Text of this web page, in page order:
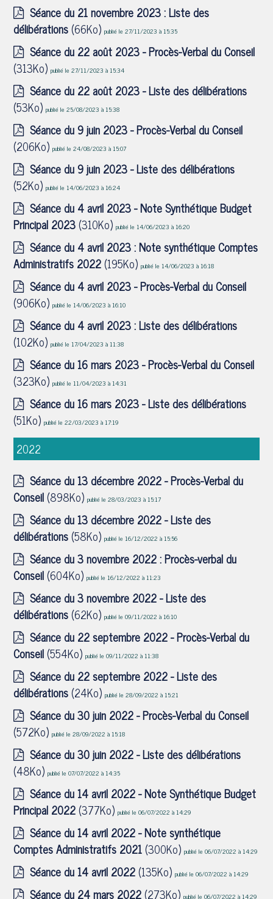
Séance du 21 novembre 2023 : Liste des
délibérations(66Ko)publié le 27/11/2023 à 15:35
Séance du 22 août 2023 - Procès-Verbal du Conseil
(313Ko)publié le 27/11/2023 à 15:34
Séance du 22 août 2023 - Liste des délibérations
(53Ko)publié le 25/08/2023 à 15:38
Séance du 9 juin 2023 - Procès-Verbal du Conseil
(206Ko)publié le 24/08/2023 à 15:07
Séance du 9 juin 2023 - Liste des délibérations
(52Ko)publié le 14/06/2023 à 16:24
Séance du 4 avril 2023 - Note Synthétique Budget
Principal 2023(310Ko)publié le 14/06/2023 à 16:20
Séance du 4 avril 2023 : Note synthétique Comptes
Administratifs 2022(195Ko)publié le 14/06/2023 à 16:18
Séance du 4 avril 2023 - Procès-Verbal du Conseil
(906Ko)publié le 14/06/2023 à 16:10
Séance du 4 avril 2023 : Liste des délibérations
(102Ko)publié le 17/04/2023 à 11:38
Séance du 16 mars 2023 - Procès-Verbal du Conseil
(323Ko)publié le 11/04/2023 à 14:31
Séance du 16 mars 2023 - Liste des délibérations
(51Ko)publié le 22/03/2023 à 17:19
2022
Séance du 13 décembre 2022 - Procès-Verbal du
Conseil(898Ko)publié le 28/03/2023 à 15:17
Séance du 13 décembre 2022 - Liste des
délibérations(58Ko)publié le 16/12/2022 à 15:56
Séance du 3 novembre 2022 : Procès-verbal du
Conseil(604Ko)publié le 16/12/2022 à 11:23
Séance du 3 novembre 2022 - Liste des
délibérations(62Ko)publié le 09/11/2022 à 16:10
Séance du 22 septembre 2022 - Procès-Verbal du
Conseil(554Ko)publié le 09/11/2022 à 11:38
Séance du 22 septembre 2022 - Liste des
délibérations(24Ko)publié le 28/09/2022 à 15:21
Séance du 30 juin 2022 - Procès-Verbal du Conseil
(572Ko)publié le 28/09/2022 à 15:18
Séance du 30 juin 2022 - Liste des délibérations
(48Ko)publié le 07/07/2022 à 14:35
Séance du 14 avril 2022 - Note Synthétique Budget
Principal 2022(377Ko)publié le 06/07/2022 à 14:29
Séance du 14 avril 2022 - Note synthétique
Comptes Administratifs 2021(300Ko)publié le 06/07/2022 à 14:29
Séance du 14 avril 2022(135Ko)publié le 06/07/2022 à 14:29
Séance du 24 mars 2022(273Ko)publié le 06/07/2022 à 14:29